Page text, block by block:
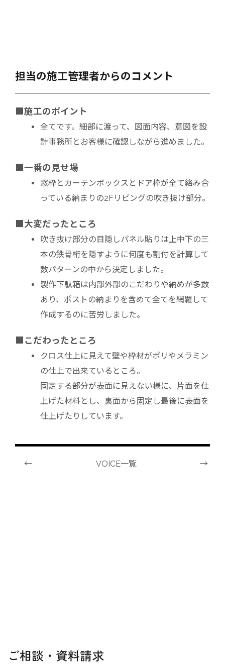
担当の施工管理者からのコメント
■施工のポイント
全てです。細部に渡って、図面内容、意図を設
計事務所とお客様に確認しながら進めました。
■一番の見せ場
窓枠とカーテンボックスとドア枠が全て絡み合
っている納まりの2Fリビングの吹き抜け部分。
■大変だったところ
吹き抜け部分の目隠しパネル貼りは上中下の三
本の鉄骨桁を隠すように何度も割付を計算して
数パターンの中から決定しました。
製作下駄箱は内部外部のこだわりや納めが多数
あり、ポストの納まりを含めて全てを網羅して
作成するのに苦労しました。
■こだわったところ
クロス仕上に見えて壁や枠材がポリやメラミン
の仕上で出来ているところ。
固定する部分が表面に見えない様に、片面を仕
上げた材料とし、裏面から固定し最後に表面を
仕上げたりしています。
← VOICE一覧 →
ご相談・資料請求